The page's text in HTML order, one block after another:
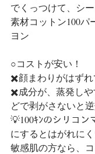
でくっつけて、シ
素材コットン100パ
ヨン
○コストが安い！
✖️顔まわりがはずれ
✖️成分が、蒸発し
どで剥がさないと
💡100ｷﾝのシリコン
にするとはがれに
敏感肌の方なら、